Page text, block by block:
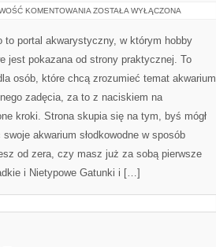
KOMENTOWANIA RYBY
ZOSTAŁA WYŁĄCZONA
to portal akwarystyczny, w którym hobby
jest pokazana od strony praktycznej. To
osób, które chcą zrozumieć temat akwarium
zadęcia, za to z naciskiem na
kroki. Strona skupia się na tym, byś mógł
swoje akwarium słodkowodne w sposób
od zera, czy masz już za sobą pierwsze
i Nietypowe Gatunki i […]